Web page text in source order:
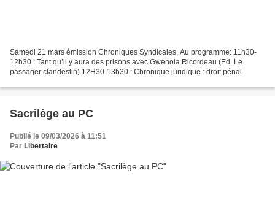
Samedi 21 mars émission Chroniques Syndicales. Au programme: 11h30-
12h30 : Tant qu’il y aura des prisons avec Gwenola Ricordeau (Ed. Le
passager clandestin) 12H30-13h30 : Chronique juridique : droit pénal
Sacrilège au PC
Publié le 09/03/2026 à 11:51
Par Libertaire